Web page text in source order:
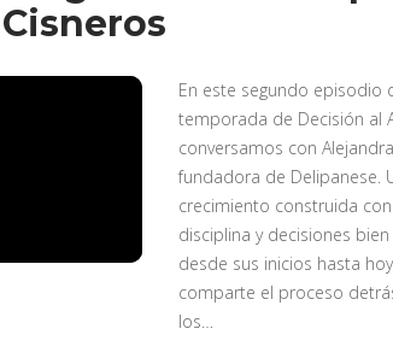
En este segundo episodio
temporada de Decisión al
conversamos con
fundadora de Delipanese.
crecimiento construida con
disciplina y decisiones
desde sus inicios hasta
comparte el proceso
los…